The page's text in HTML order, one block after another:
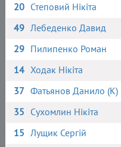
20 Степовий Нікіта
49 Лебеденко Давид
29 Пилипенко Роман
14 Ходак Нікіта
37 Фатьянов Данило (К)
35 Сухомлин Нікіта
15 Лущик Сергій